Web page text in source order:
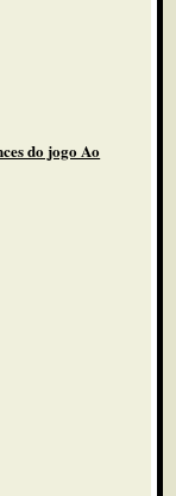
do jogo Ao